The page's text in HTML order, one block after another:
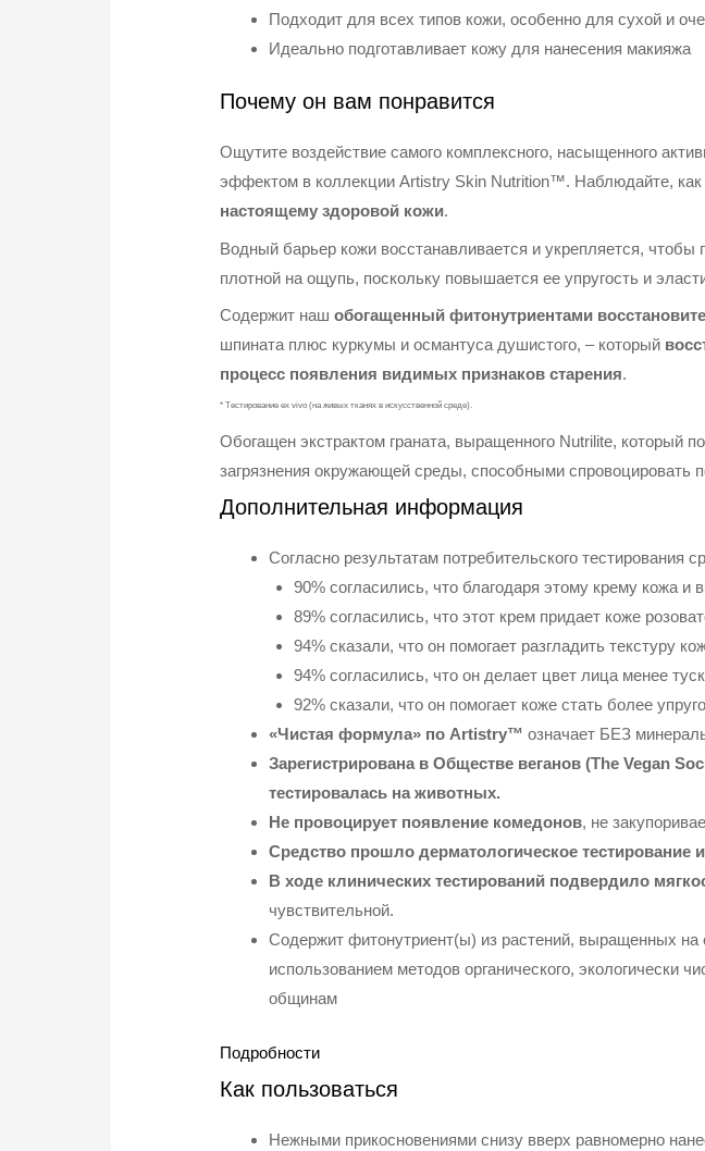
Подходит для всех типов кожи, особенно для сухой и
Идеально подготавливает кожу для нанесения макияжа
Почему он вам понравится
Ощутите воздействие самого комплексного, насыщенного
эффектом в коллекции Artistry Skin Nutrition™. Наблюдайте,
настоящему здоровой кожи.
Водный барьер кожи восстанавливается и укрепляется,
плотной на ощупь, поскольку повышается ее упругость и
Содержит нашобогащенный фитонутриентами
шпината плюс куркумы и османтуса душистого, – который
процесс появления видимых признаков старения.
* Тестирование ex vivo (на живых тканях в искусственной среде).
Обогащен экстрактом граната, выращенного Nutrilite, который
загрязнения окружающей среды, способными спровоцировать
Дополнительная информация
Согласно результатам потребительского тестирования
90% согласились, что благодаря этому крему кожа и
89% согласились, что этот крем придает коже
94% сказали, что он помогает разгладить текстуру
94% согласились, что он делает цвет лица менее
92% сказали, что он помогает коже стать более
«Чистая формула» по Artistry™означает БЕЗ
Зарегистрирована в Обществе веганов (The Vegan
тестировалась на животных.
Не провоцирует появление комедонов, не
Средство прошло дерматологическое тестирование
В ходе клинических тестирований подвердило
чувствительной.
Содержит фитонутриент(ы) из растений, выращенных
использованием методов органического,
общинам
Подробности
Как пользоваться
Нежными прикосновениями снизу вверх равномерно